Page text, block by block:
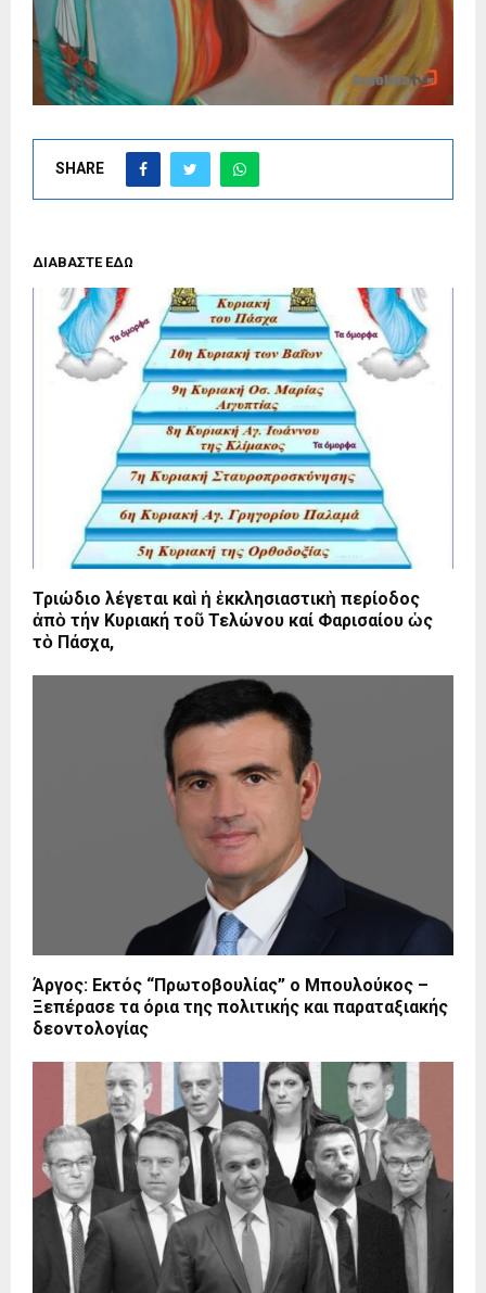
SHARE
ΔΙΑΒΑΣΤΕ ΕΔΩ
Τριώδιο λέγεται καὶ ἡ ἐκκλησιαστικὴ περίοδος
ἀπὸ τήν Κυριακή τοῦ Τελώνου καί Φαρισαίου ὡς
τὸ Πάσχα,
Άργος: Εκτός “Πρωτοβουλίας” ο Μπουλούκος –
Ξεπέρασε τα όρια της πολιτικής και παραταξιακής
δεοντολογίας